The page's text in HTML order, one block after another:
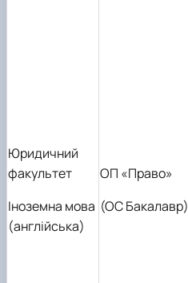
Юридичний
факультет
Іноземна мова
(англійська)
ОП «Право»
(ОС Бакалавр)